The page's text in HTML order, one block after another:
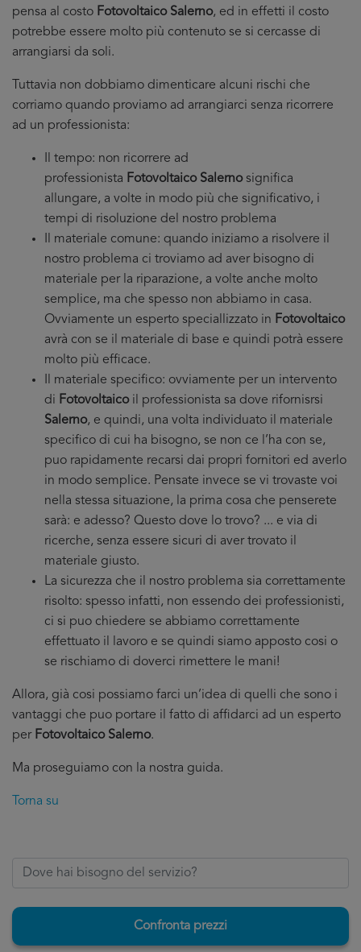
pensa al costo Fotovoltaico Salerno, ed in effetti il costo
potrebbe essere molto più contenuto se si cercasse di
arrangiarsi da soli.
Tuttavia non dobbiamo dimenticare alcuni rischi che
corriamo quando proviamo ad arrangiarci senza ricorrere
ad un professionista:
Il tempo: non ricorrere ad
professionista Fotovoltaico Salernosignifica
allungare, a volte in modo più che significativo, i
tempi di risoluzione del nostro problema
Il materiale comune: quando iniziamo a risolvere il
nostro problema ci troviamo ad aver bisogno di
materiale per la riparazione, a volte anche molto
semplice, ma che spesso non abbiamo in casa.
Ovviamente un esperto speciallizzato in Fotovoltaico
avrà con se il materiale di base e quindi potrà essere
molto più efficace.
Il materiale specifico: ovviamente per un intervento
di Fotovoltaicoil professionista sa dove rifornisrsi
Salerno, e quindi, una volta individuato il materiale
specifico di cui ha bisogno, se non ce l’ha con se,
puo rapidamente recarsi dai propri fornitori ed averlo
in modo semplice. Pensate invece se vi trovaste voi
nella stessa situazione, la prima cosa che penserete
sarà: e adesso? Questo dove lo trovo? ... e via di
ricerche, senza essere sicuri di aver trovato il
materiale giusto.
La sicurezza che il nostro problema sia correttamente
risolto: spesso infatti, non essendo dei professionisti,
ci si puo chiedere se abbiamo correttamente
effettuato il lavoro e se quindi siamo apposto cosi o
se rischiamo di doverci rimettere le mani!
Allora, già cosi possiamo farci un’idea di quelli che sono i
vantaggi che puo portare il fatto di affidarci ad un esperto
per Fotovoltaico Salerno.
Ma proseguiamo con la nostra guida.
Torna su
Confronta prezzi